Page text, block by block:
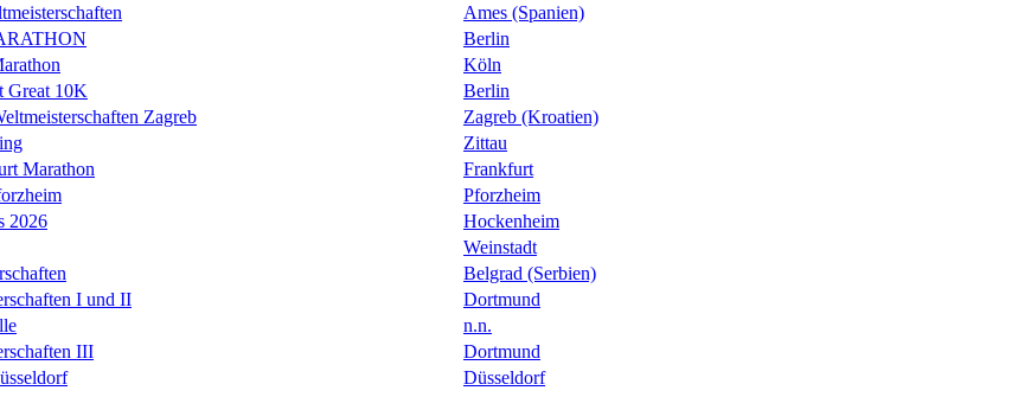
Ames (Spanien)
Berlin
Köln
Great 10K
Berlin
Zagreb
Zagreb (Kroatien)
Zittau
Marathon
Frankfurt
Pforzheim
2026
Hockenheim
Weinstadt
Belgrad (Serbien)
I und II
Dortmund
n.n.
III
Dortmund
Düsseldorf